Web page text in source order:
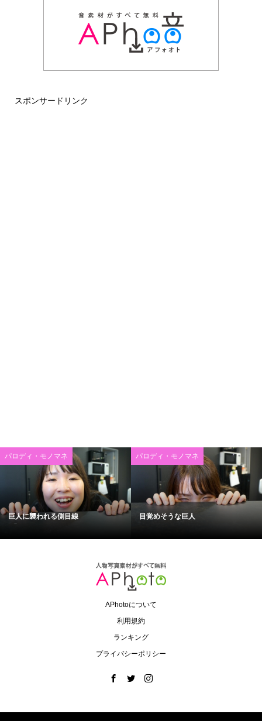
スポンサードリンク
パロディ・モノマネ
巨人に襲われる側目線
パロディ・モノマネ
目覚めそうな巨人
APhotoについて
利用規約
ランキング
プライバシーポリシー